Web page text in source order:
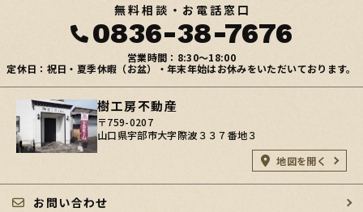
無料相談・お電話窓口
0836-38-7676
営業時間：8:30〜18:00
定休日：祝日・夏季休暇（お盆）・年末年始はお休みをいただいております。
樹工房不動産
〒759-0207
山口県宇部市大字際波３３７番地３
地図を開く
お問い合わせ